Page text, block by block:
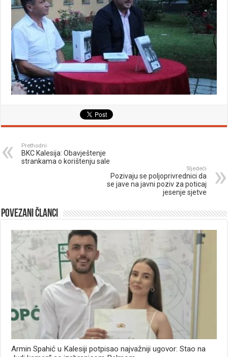
Prethodni
BKC Kalesija: Obavještenje
strankama o korištenju sale
Sljedeći
Pozivaju se poljoprivrednici da
se jave na javni poziv za poticaj
jesenje sjetve
Povezani članci
Armin Spahić u Kalesiji potpisao najvažniji ugovor: Stao na